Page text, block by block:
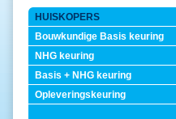
HUISKOPERS
Bouwkundige Basis keuring
NHG keuring
Basis + NHG keuring
Opleveringskeuring